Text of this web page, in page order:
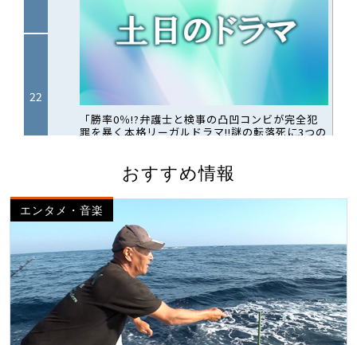
おすすめ情報
エンタメ・音楽